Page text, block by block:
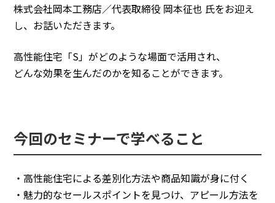
株式会社岡本工務店／代表取締役 岡本征也 氏をお迎え
し、お話いただきます。
高性能住宅「S」がどのような場面で活用され、
どんな効果を生んだのかを知ることができます。
今回のセミナーで学べること
・高性能住宅による差別化方法や商品知識が身に付く
・魅力的なセールスポイントを見つけ、アピール方法を